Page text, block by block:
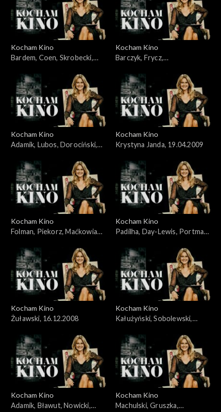
Kocham Kino
Bardem, Coen, Skrobecki,
Kocham Kino
Barczyk, Frycz,
04.11.2008
Kocham Kino
Adamik, Lubos, Dorociński,
Kocham Kino
Krystyna Janda, 19.04.2009
Kocham Kino
Folman, Piekorz, Maćkowiak,
Kocham Kino
Padilha, Day-Lewis, Portman,
Kocham Kino
Żuławski, 16.12.2008
Kocham Kino
Kałużyński, Sobolewski,
Kocham Kino
Adamik, Bławut, Nowicki,
Kocham Kino
Machulski, Gruszka,